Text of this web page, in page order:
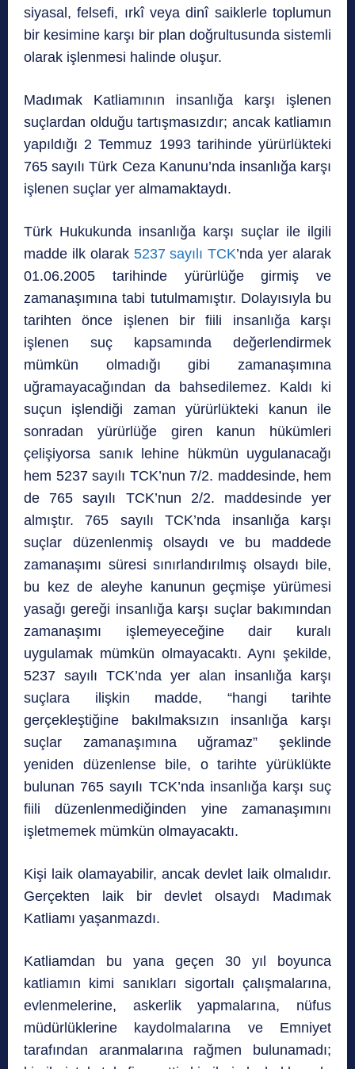
siyasal, felsefi, ırkî veya dinî saiklerle toplumun
bir kesimine karşı bir plan doğrultusunda sistemli
olarak işlenmesi halinde oluşur.
Madımak Katliamının insanlığa karşı işlenen
suçlardan olduğu tartışmasızdır; ancak katliamın
yapıldığı 2 Temmuz 1993 tarihinde yürürlükteki
765 sayılı Türk Ceza Kanunu’nda insanlığa karşı
işlenen suçlar yer almamaktaydı.
Türk Hukukunda insanlığa karşı suçlar ile ilgili
madde ilk olarak 5237 sayılı TCK’nda yer alarak
01.06.2005 tarihinde yürürlüğe girmiş ve
zamanaşımına tabi tutulmamıştır. Dolayısıyla bu
tarihten önce işlenen bir fiili insanlığa karşı
işlenen suç kapsamında değerlendirmek
mümkün olmadığı gibi zamanaşımına
uğramayacağından da bahsedilemez. Kaldı ki
suçun işlendiği zaman yürürlükteki kanun ile
sonradan yürürlüğe giren kanun hükümleri
çelişiyorsa sanık lehine hükmün uygulanacağı
hem 5237 sayılı TCK’nun 7/2. maddesinde, hem
de 765 sayılı TCK’nun 2/2. maddesinde yer
almıştır. 765 sayılı TCK’nda insanlığa karşı
suçlar düzenlenmiş olsaydı ve bu maddede
zamanaşımı süresi sınırlandırılmış olsaydı bile,
bu kez de aleyhe kanunun geçmişe yürümesi
yasağı gereği insanlığa karşı suçlar bakımından
zamanaşımı işlemeyeceğine dair kuralı
uygulamak mümkün olmayacaktı. Aynı şekilde,
5237 sayılı TCK’nda yer alan insanlığa karşı
suçlara ilişkin madde, “hangi tarihte
gerçekleştiğine bakılmaksızın insanlığa karşı
suçlar zamanaşımına uğramaz” şeklinde
yeniden düzenlense bile, o tarihte yürüklükte
bulunan 765 sayılı TCK’nda insanlığa karşı suç
fiili düzenlenmediğinden yine zamanaşımını
işletmemek mümkün olmayacaktı.
Kişi laik olamayabilir, ancak devlet laik olmalıdır.
Gerçekten laik bir devlet olsaydı Madımak
Katliamı yaşanmazdı.
Katliamdan bu yana geçen 30 yıl boyunca
katliamın kimi sanıkları sigortalı çalışmalarına,
evlenmelerine, askerlik yapmalarına, nüfus
müdürlüklerine kaydolmalarına ve Emniyet
tarafından aranmalarına rağmen bulunamadı;